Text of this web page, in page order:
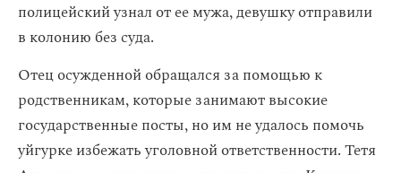
полицейский узнал от ее мужа, девушку отправили
в колонию без суда.
Отец осужденной обращался за помощью к
родственникам, которые занимают высокие
государственные посты, но им не удалось помочь
уйгурке избежать уголовной ответственности. Тетя